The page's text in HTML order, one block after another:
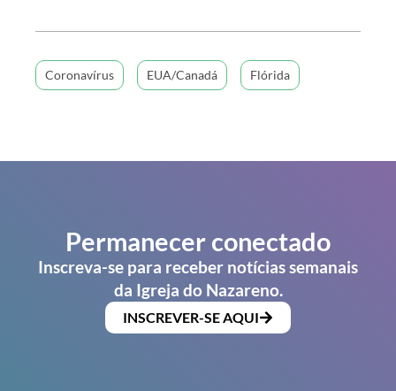
Coronavírus EUA/Canadá Flórida
Permanecer conectado
Inscreva-se para receber notícias semanais
da Igreja do Nazareno.
INSCREVER-SE AQUI